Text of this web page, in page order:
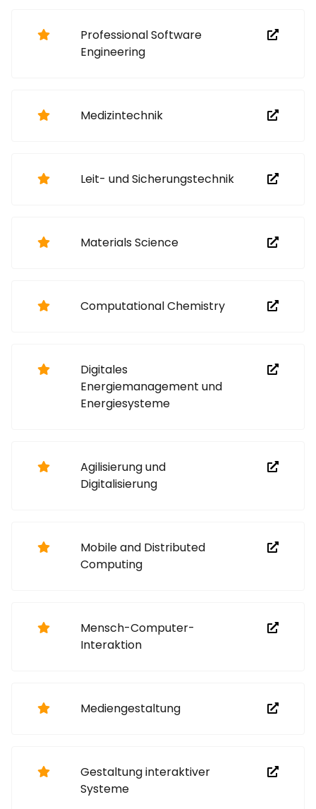
Professional Software
Engineering
Medizintechnik
Leit- und Sicherungstechnik
Materials Science
Computational Chemistry
Digitales
Energiemanagement und
Energiesysteme
Agilisierung und
Digitalisierung
Mobile and Distributed
Computing
Mensch-Computer-
Interaktion
Mediengestaltung
Gestaltung interaktiver
Systeme